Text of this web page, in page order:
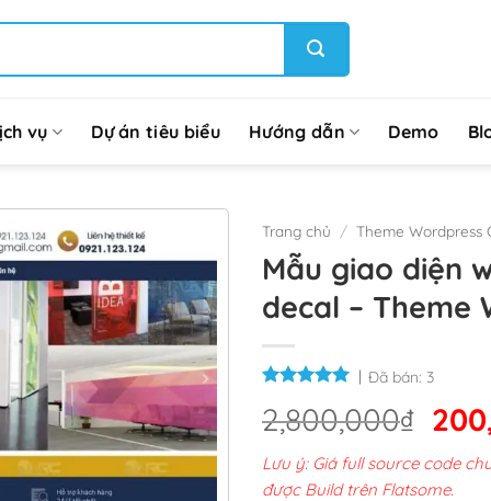
vụ Dự án tiêu biểu Hướng dẫn Demo
Trang chủ / Theme Wordpress
Mẫu giao diện
decal – Theme
Đã bán: 3
2,800,000₫ Giá
gốc
là:
Lưu ý: Giá full source code
được Build trên Flatsome.